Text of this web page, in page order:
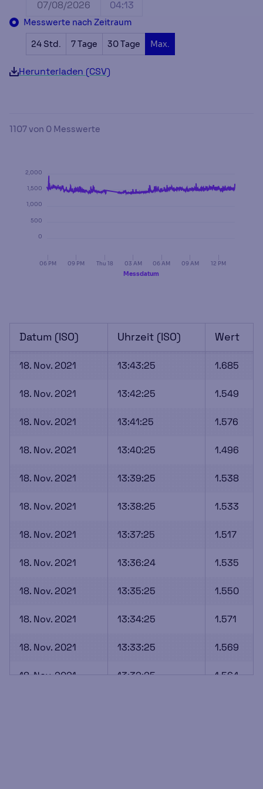
Messwerte nach Zeitraum
24 Std. 7 Tage 30 Tage Max.
Herunterladen (CSV)
1107von 0 Messwerte
06 PM 09 PM Thu 18 03 AM 06 AM 09 AM 12 PM
Messdatum
0
500
1,000
1,500
2,000
Datum (ISO) Uhrzeit (ISO) Wert
18. Nov. 2021 13:43:25 1.685
18. Nov. 2021 13:42:25 1.549
18. Nov. 2021 13:41:25 1.576
18. Nov. 2021 13:40:25 1.496
18. Nov. 2021 13:39:25 1.538
18. Nov. 2021 13:38:25 1.533
18. Nov. 2021 13:37:25 1.517
18. Nov. 2021 13:36:24 1.535
18. Nov. 2021 13:35:25 1.550
18. Nov. 2021 13:34:25 1.571
18. Nov. 2021 13:33:25 1.569
18. Nov. 2021 13:32:25 1.564